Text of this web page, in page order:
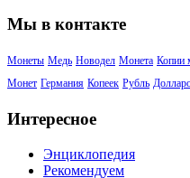
Мы в контакте
Монеты Медь Новодел Монета Копии
Монет Германия Копеек Рубль
Интересное
Энциклопедия
Рекомендуем